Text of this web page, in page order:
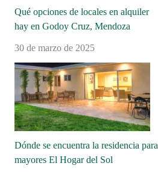
Qué opciones de locales en alquiler
hay en Godoy Cruz, Mendoza
30 de marzo de 2025
Dónde se encuentra la residencia para
mayores El Hogar del Sol